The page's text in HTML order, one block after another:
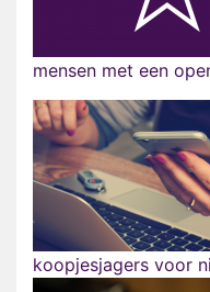
mensen met een
koopjesjagers voor